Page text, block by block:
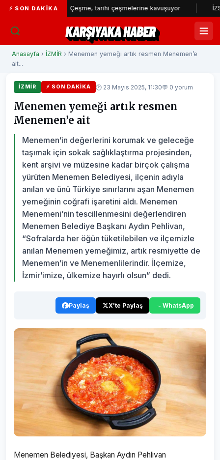
⚡ SON DAKIKAÇeşme, tarihi çeşmelerine kavuşuyor İZSU’dan
KARŞIYAKA HABER
Anasayfa › İZMİR › Menemen yemeği artık resmen Menemen’e
ait...
İZMİR ⚡ SON DAKIKA 🕐 23 Mayıs 2025, 11:30💬 0 yorum
Menemen yemeği artık resmen
Menemen’e ait
Menemen’in değerlerini korumak ve geleceğe
taşımak için sokak sağlıklaştırma projesinden,
kent arşivi ve müzesine kadar birçok çalışma
yürüten Menemen Belediyesi, ilçenin adıyla
anılan ve ünü Türkiye sınırlarını aşan Menemen
yemeğinin coğrafi işaretini aldı. Menemen
Menemeni’nin tescillenmesini değerlendiren
Menemen Belediye Başkanı Aydın Pehlivan,
“Sofralarda her öğün tüketilebilen ve ilçemizle
anılan Menemen yemeğimiz, artık resmiyette de
Menemen’in ve Menemenlilerindir. İlçemize,
İzmir’imize, ülkemize hayırlı olsun” dedi.
Paylaş X'te Paylaş WhatsApp
Menemen Belediyesi, Başkan Aydın Pehlivan